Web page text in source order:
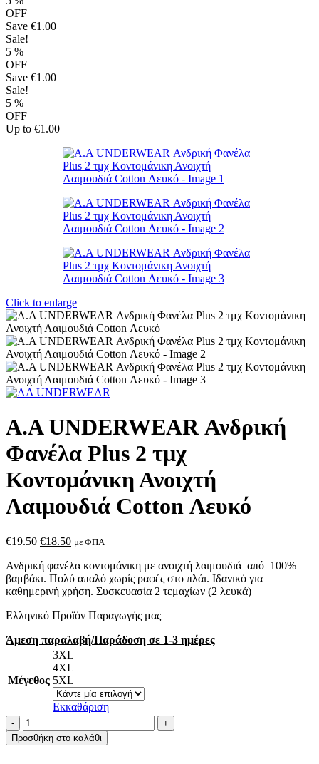
OFF
Save €1.00
Sale!
5 %
OFF
Save €1.00
Sale!
5 %
OFF
Up to €1.00
Click to enlarge
A.A UNDERWEAR Ανδρική
Φανέλα Plus 2 τμχ
Κοντομάνικη Ανοιχτή
Λαιμουδιά Cotton Λευκό
€19.50 Original
was:
€19.50.
€18.50Η
τιμή
είναι:
€18.50.
με ΦΠΑ
Ανδρική φανέλα κοντομάνικη με ανοιχτή λαιμουδιά από 100%
βαμβάκι. Πολύ απαλό χωρίς ραφές στο πλάι. Ιδανικό για
καθημερινή χρήση. Συσκευασία 2 τεμαχίων (2 λευκά)
Ελληνικό Προϊόν Παραγωγής μας
Άμεση παραλαβή/Παράδοση σε 1-3 ημέρες
Μέγεθος
3XL
4XL
5XL
Εκκαθάριση
A.A
UNDERWEAR
Ανδρική
Προσθήκη στο καλάθι